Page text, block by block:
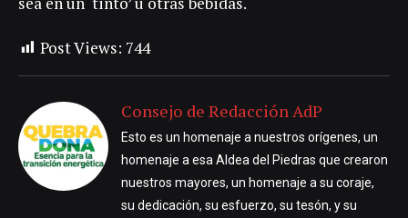
Post Views: 744
Consejo de Redacción AdP
Esto es un homenaje a nuestros orígenes, un
homenaje a esa Aldea del Piedras que crearon
nuestros mayores, un homenaje a su coraje,
su dedicación, su esfuerzo, su tesón, y su